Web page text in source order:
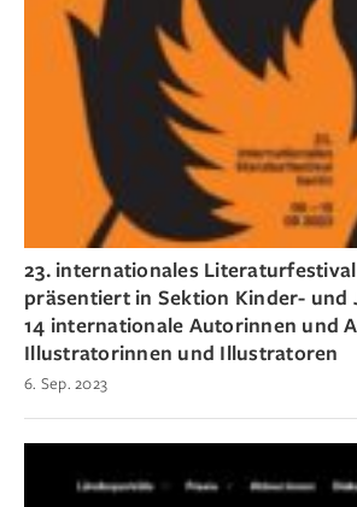
23. internationales
präsentiert in Sektion Kinder-
14 internationale Autorinnen und
Illustratorinnen und Illustratoren
6. Sep. 2023